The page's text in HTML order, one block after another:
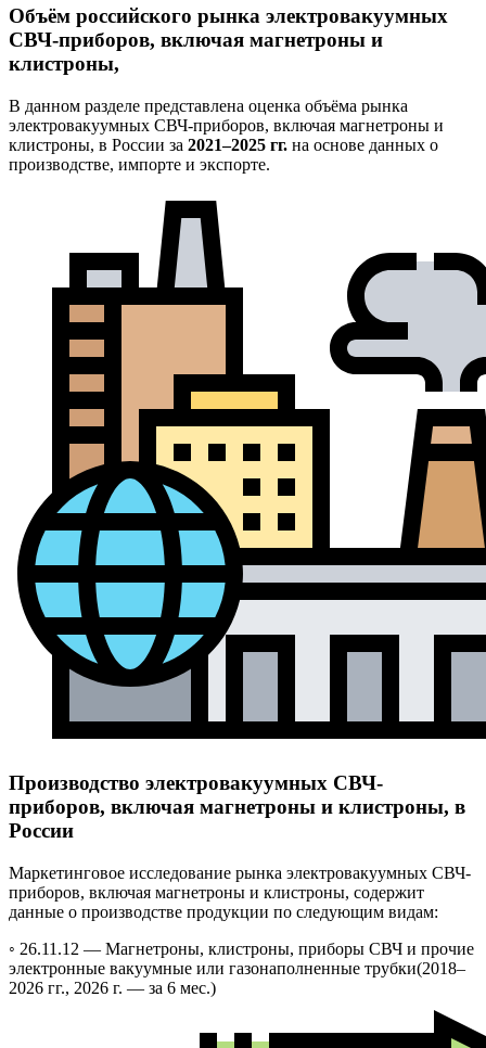
Объём российского рынка электровакуумных
СВЧ-приборов, включая магнетроны и
клистроны,
В данном разделе представлена оценка объёма рынка
электровакуумных СВЧ-приборов, включая магнетроны и
клистроны, в России за 2021–2025 гг. на основе данных о
производстве, импорте и экспорте.
Производство электровакуумных СВЧ-
приборов, включая магнетроны и клистроны, в
России
Маркетинговое исследование рынка электровакуумных СВЧ-
приборов, включая магнетроны и клистроны, содержит
данные о производстве продукции по следующим видам:
◦ 26.11.12 — Магнетроны, клистроны, приборы СВЧ и прочие
электронные вакуумные или газонаполненные трубки(2018–
2026 гг., 2026 г. — за 6 мес.)